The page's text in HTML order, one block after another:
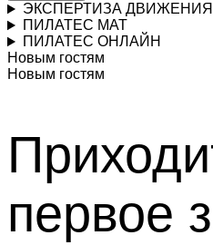
ЭКСПЕРТИЗА ДВИЖЕНИЯ
ПИЛАТЕС MAT
ПИЛАТЕС ОНЛАЙН
Новым гостям
Новым гостям
первое